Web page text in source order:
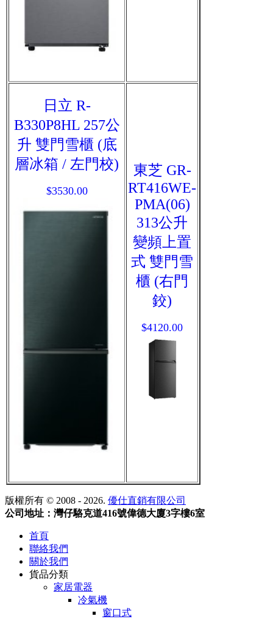
日立 R-
B330P8HL 257公
升 雙門雪櫃 (底
層冰箱 / 左門校)
$3530.00
東芝 GR-
RT416WE-
PMA(06)
313公升
變頻上置
式 雙門雪
櫃 (右門
鉸)
$4120.00
版權所有 © 2008 - 2026. 優仕直銷有限公司
公司地址：灣仔駱克道416號偉德大廈3字樓6室
首頁
聯絡我們
關於我們
貨品分類
家居電器
冷氣機
窗口式